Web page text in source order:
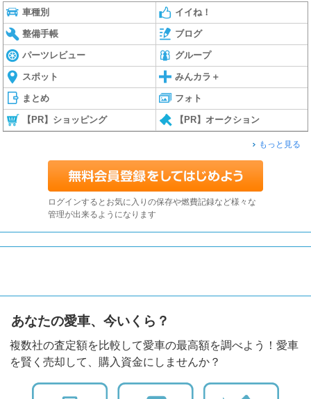
車種別 イイね！
整備手帳 ブログ
パーツレビュー グループ
スポット みんカラ＋
まとめ フォト
【PR】ショッピング 【PR】オークション
もっと見る
ログインするとお気に入りの保存や燃費記録など様々な
管理が出来るようになります
あなたの愛車、今いくら？
複数社の査定額を比較して愛車の最高額を調べよう！愛車
を賢く売却して、購入資金にしませんか？